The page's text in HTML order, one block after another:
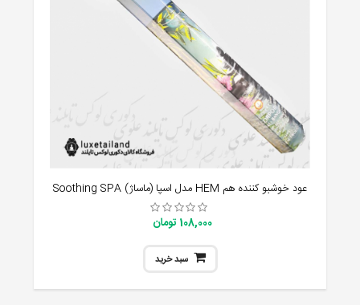
عود خوشبو کننده هم HEM مدل اسپا (ماساژ) Soothing SPA
108,000 تومان
سبد خرید